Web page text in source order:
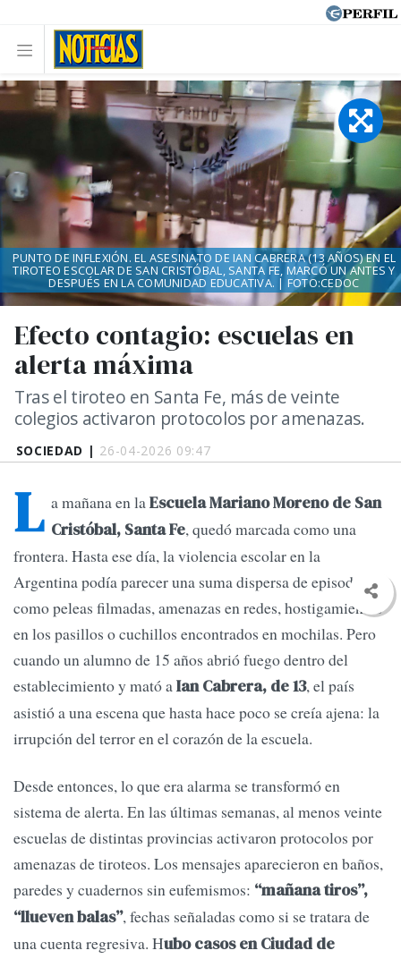
SOCIEDAD | 26-04-2026 09:47
Efecto contagio: escuelas en
alerta máxima
Tras el tiroteo en Santa Fe, más de veinte
colegios activaron protocolos por amenazas.
PUNTO DE INFLEXIÓN. EL ASESINATO DE IAN CABRERA (13 AÑOS) EN EL
TIROTEO ESCOLAR DE SAN CRISTÓBAL, SANTA FE, MARCÓ UN ANTES Y
DESPUÉS EN LA COMUNIDAD EDUCATIVA. | FOTO:CEDOC
L a mañana en laEscuela Mariano Moreno de San
Cristóbal, Santa Fe, quedó marcada como una
frontera. Hasta ese día, la violencia escolar en la
Argentina podía parecer una suma dispersa de episodios
como peleas filmadas, amenazas en redes, hostigamientos
en los pasillos o cuchillos encontrados en mochilas. Pero
cuando un alumno de 15 años abrió fuego dentro del
establecimiento y mató aIan Cabrera, de 13, el país
asistió a una escena que hasta hace poco se creía ajena: la
irrupción del terror en el corazón de la escuela.
Desde entonces, lo que era alarma se transformó en
sistema de alerta. En las últimas semanas, al menos veinte
escuelas de distintas provincias activaron protocolos por
amenazas de tiroteos. Los mensajes aparecieron en baños,
paredes y cuadernos sin eufemismos: “mañana tiros”,
“llueven balas”, fechas señaladas como si se tratara de
una cuenta regresiva. Hubo casos en Ciudad de